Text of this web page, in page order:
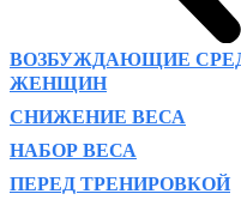
ВОЗБУЖДАЮЩИЕ
ЖЕНЩИН
СНИЖЕНИЕ ВЕСА
НАБОР ВЕСА
ПЕРЕД ТРЕНИРОВКОЙ